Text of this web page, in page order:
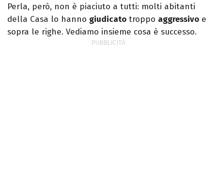
Perla, però, non è piaciuto a tutti: molti abitanti
della Casa lo hanno giudicato troppo aggressivo e
sopra le righe. Vediamo insieme cosa è successo.